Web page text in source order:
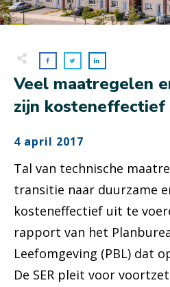
Veel maatregelen
zijn kosteneffectief
4 april 2017
Tal van technische
transitie naar duurzame
kosteneffectief uit te
rapport van het
Leefomgeving (PBL) dat
De SER pleit voor